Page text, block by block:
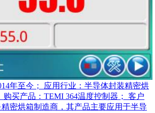
年至今； 应用行业：半导体封装精密烘
购买产品：TEMI 364温度控制器； 客户
密烘箱制造商，其产品主要应用于半导